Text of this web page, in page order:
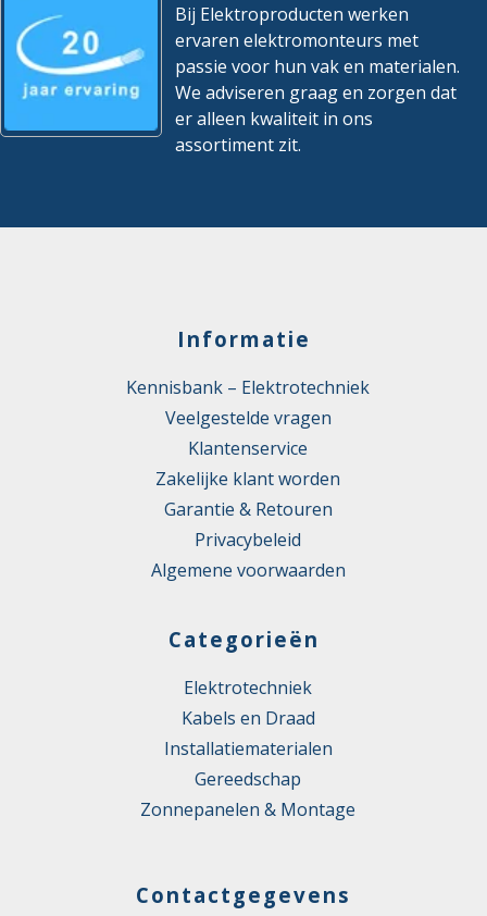
Bij Elektroproducten werken
ervaren elektromonteurs met
passie voor hun vak en materialen.
We adviseren graag en zorgen dat
er alleen kwaliteit in ons
assortiment zit.
Informatie
Kennisbank – Elektrotechniek
Veelgestelde vragen
Klantenservice
Zakelijke klant worden
Garantie & Retouren
Privacybeleid
Algemene voorwaarden
Categorieën
Elektrotechniek
Kabels en Draad
Installatiematerialen
Gereedschap
Zonnepanelen & Montage
Contactgegevens